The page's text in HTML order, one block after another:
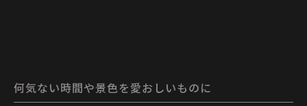
何気ない時間や景色を愛おしいものに